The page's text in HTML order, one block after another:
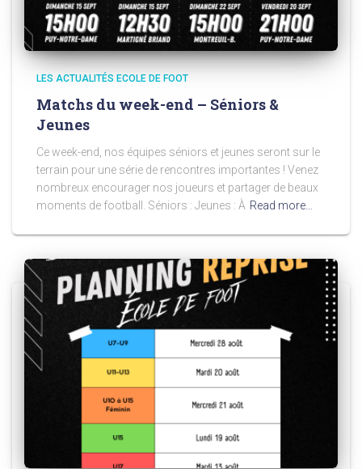
LES ACTUALITÉS ECOLE DE FOOT
Matchs du week-end – Séniors &
Jeunes
Ce week-end, nos équipes séniors et jeunes seront sur le
terrain pour une série de rencontres importantes ! Venez
nombreux encourager nos joueurs et partager de beaux
moments de football. Séniors : Jeunes : À Read more…